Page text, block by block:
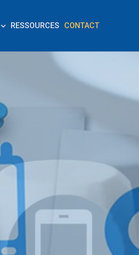
RESSOURCES CONTACT